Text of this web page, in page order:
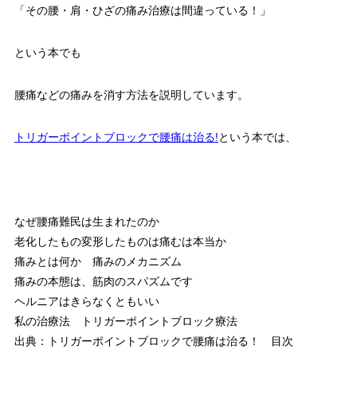
「その腰・肩・ひざの痛み治療は間違っている！」
という本でも
腰痛などの痛みを消す方法を説明しています。
トリガーポイントブロックで腰痛は治る!という本では、
なぜ腰痛難民は生まれたのか
老化したもの変形したものは痛むは本当か
痛みとは何か 痛みのメカニズム
痛みの本態は、筋肉のスパズムです
ヘルニアはきらなくともいい
私の治療法 トリガーポイントブロック療法
出典：トリガーポイントブロックで腰痛は治る！ 目次